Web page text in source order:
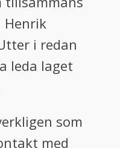
Henrik
i redan
leda laget
som
med